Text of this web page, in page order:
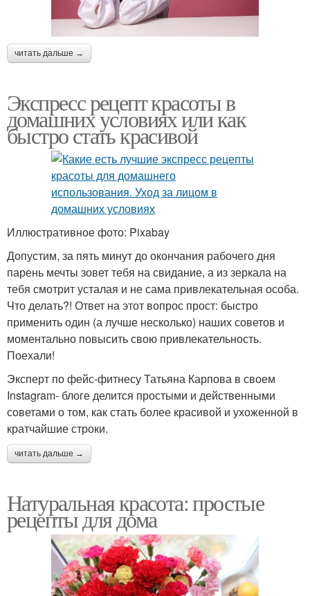
читать дальше →
Экспресс рецепт красоты в
домашних условиях или как
быстро стать красивой
Иллюстративное фото: Pixabay
Допустим, за пять минут до окончания рабочего дня
парень мечты зовет тебя на свидание, а из зеркала на
тебя смотрит усталая и не сама привлекательная особа.
Что делать?! Ответ на этот вопрос прост: быстро
применить один (а лучше несколько) наших советов и
моментально повысить свою привлекательность.
Поехали!
Эксперт по фейс-фитнесу Татьяна Карпова в своем
Instagram- блоге делится простыми и действенными
советами о том, как стать более красивой и ухоженной в
кратчайшие строки.
читать дальше →
Натуральная красота: простые
рецепты для дома